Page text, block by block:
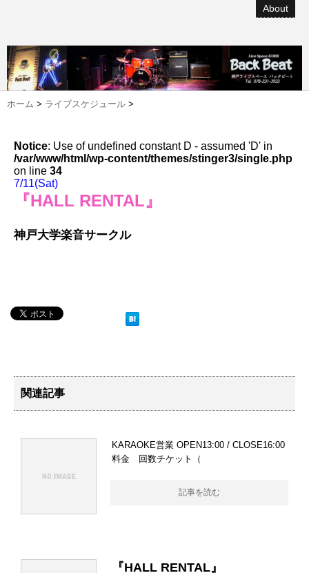
About
ホーム > ライブスケジュール >
Notice: Use of undefined constant D - assumed 'D' in
/var/www/html/wp-content/themes/stinger3/single.php
on line 34
7/11(Sat)
『HALL RENTAL』
神戸大学楽音サークル
関連記事
KARAOKE営業 OPEN13:00 / CLOSE16:00
料金 回数チケット（
記事を読む
『HALL RENTAL』